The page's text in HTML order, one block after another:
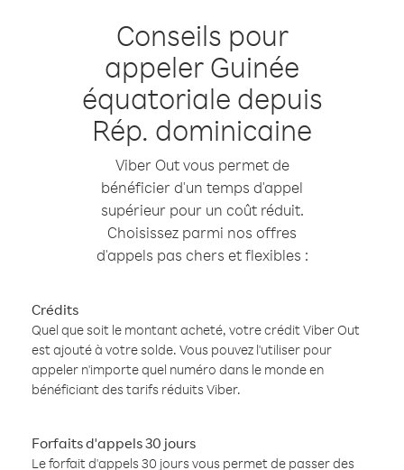
Conseils pour
appeler Guinée
équatoriale depuis
Rép. dominicaine
Viber Out vous permet de
bénéficier d'un temps d'appel
supérieur pour un coût réduit.
Choisissez parmi nos offres
d'appels pas chers et flexibles :
Crédits
Quel que soit le montant acheté, votre crédit Viber Out
est ajouté à votre solde. Vous pouvez l'utiliser pour
appeler n'importe quel numéro dans le monde en
bénéficiant des tarifs réduits Viber.
Forfaits d'appels 30 jours
Le forfait d'appels 30 jours vous permet de passer des